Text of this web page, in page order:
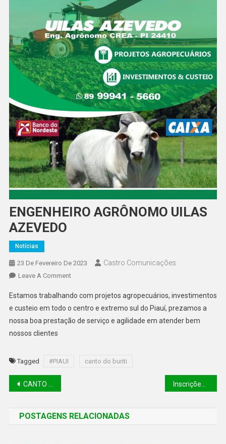
ENGENHEIRO AGRÔNOMO UILAS
AZEVEDO
Notícias
23 De Fevereiro De 2023 Castro Comunicações
Leave A Comment
Estamos trabalhando com projetos agropecuários, investimentos
e custeio em todo o centro e extremo sul do Piauí, prezamos a
nossa boa prestação de serviço e agilidade em atender bem
nossos clientes
Tagged #PIAUI canto do buriti
CANTO DO BURITI/PI: SEGUNDO MAIOR ENTRONCAMENTO RODOVIÁRIO DO PIAUÍ RETOMA CARNAVAL PARA FOMENTAR ECONOMIA Inscrições para o concurso do Banco do Brasil se encerram nesta sexta-feira (24)
POSTAGENS RELACIONADAS